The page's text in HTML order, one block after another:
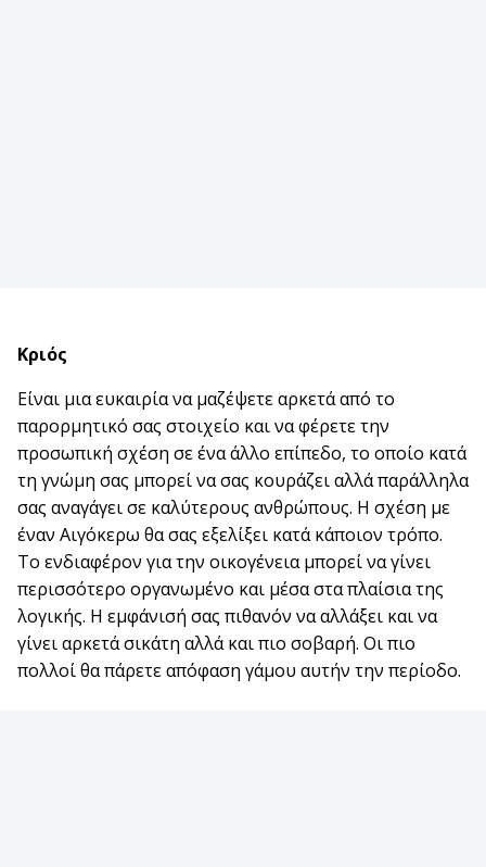
Κριός
Είναι μια ευκαιρία να μαζέψετε αρκετά από το
παρορμητικό σας στοιχείο και να φέρετε την
προσωπική σχέση σε ένα άλλο επίπεδο, το οποίο κατά
τη γνώμη σας μπορεί να σας κουράζει αλλά παράλληλα
σας αναγάγει σε καλύτερους ανθρώπους. Η σχέση με
έναν Αιγόκερω θα σας εξελίξει κατά κάποιον τρόπο.
Το ενδιαφέρον για την οικογένεια μπορεί να γίνει
περισσότερο οργανωμένο και μέσα στα πλαίσια της
λογικής. Η εμφάνισή σας πιθανόν να αλλάξει και να
γίνει αρκετά σικάτη αλλά και πιο σοβαρή. Οι πιο
πολλοί θα πάρετε απόφαση γάμου αυτήν την περίοδο.